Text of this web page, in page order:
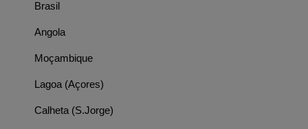
Brasil
Angola
Moçambique
Lagoa (Açores)
Calheta (S.Jorge)